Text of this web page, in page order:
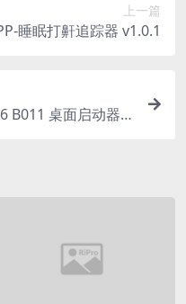
上一篇
睡眠打鼾追踪器 v1.0.1
B011 桌面启动器